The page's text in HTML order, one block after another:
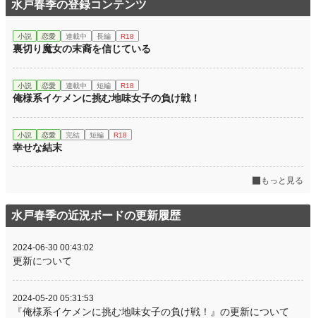
水戸春季の登録コンテンツ
小説 恋愛 連載中 長編 R18
裏切り魔女の末裔を信じている
小説 恋愛 連載中 短編 R18
俺様系イケメンに挑む地味女子の負け戦！
小説 恋愛 完結 短編 R18
幸せな結末
もっと見る
水戸春季の近況ボードの更新履歴
2024-06-30 00:43:02
更新について
2024-05-20 05:31:53
『俺様系イケメンに挑む地味女子の負け戦！』の更新について